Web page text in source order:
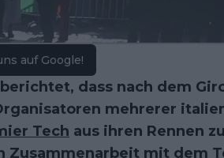
auf Google!
dass nach dem
mehrerer
Tech aus ihren Rennen
Zusammenarbeit mit dem